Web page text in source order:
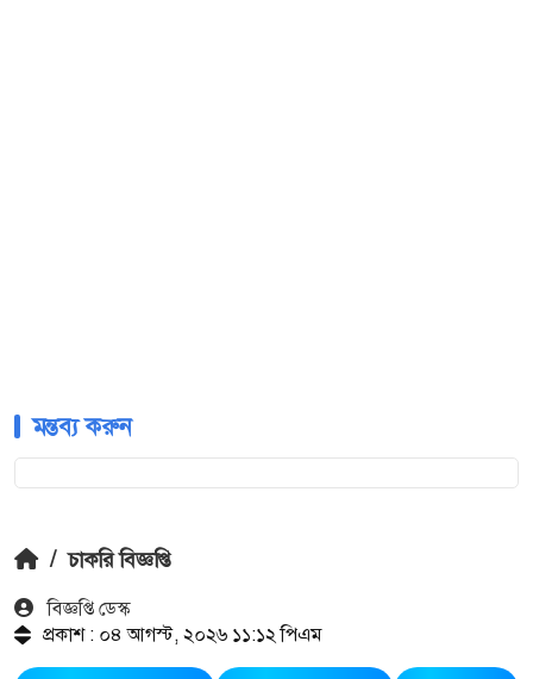
মন্তব্য করুন
/ চাকরি বিজ্ঞপ্তি
বিজ্ঞপ্তি ডেস্ক
প্রকাশ : ০৪ আগস্ট, ২০২৬ ১১:১২ পিএম